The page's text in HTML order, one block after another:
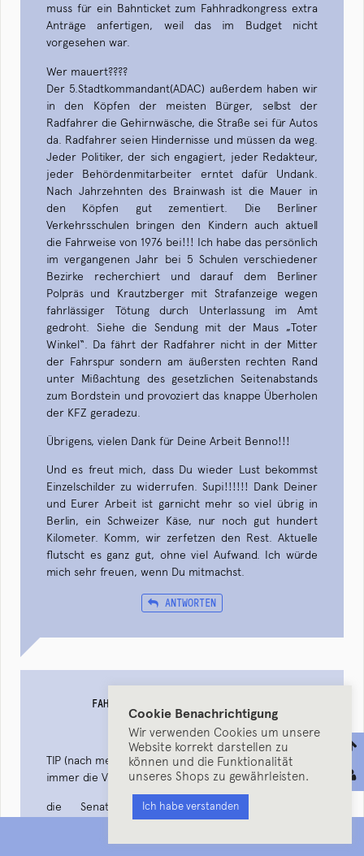
muss für ein Bahnticket zum Fahhradkongress extra
Anträge anfertigen, weil das im Budget nicht
vorgesehen war.
Wer mauert????
Der 5.Stadtkommandant(ADAC) außerdem haben wir
in den Köpfen der meisten Bürger, selbst der
Radfahrer die Gehirnwäsche, die Straße sei für Autos
da. Radfahrer seien Hindernisse und müssen da weg.
Jeder Politiker, der sich engagiert, jeder Redakteur,
jeder Behördenmitarbeiter erntet dafür Undank.
Nach Jahrzehnten des Brainwash ist die Mauer in
den Köpfen gut zementiert. Die Berliner
Verkehrsschulen bringen den Kindern auch aktuell
die Fahrweise von 1976 bei!!! Ich habe das persönlich
im vergangenen Jahr bei 5 Schulen verschiedener
Bezirke recherchiert und darauf dem Berliner
Polpräs und Krautzberger mit Strafanzeige wegen
fahrlässiger Tötung durch Unterlassung im Amt
gedroht. Siehe die Sendung mit der Maus „Toter
Winkel“. Da fährt der Radfahrer nicht in der Mitter
der Fahrspur sondern am äußersten rechten Rand
unter Mißachtung des gesetzlichen Seitenabstands
zum Bordstein und provoziert das knappe Überholen
der KFZ geradezu.
Übrigens, vielen Dank für Deine Arbeit Benno!!!
Und es freut mich, dass Du wieder Lust bekommst
Einzelschilder zu widerrufen. Supi!!!!!! Dank Deiner
und Eurer Arbeit ist garnicht mehr so viel übrig in
Berlin, ein Schweizer Käse, nur noch gut hundert
Kilometer. Komm, wir zerfetzen den Rest. Aktuelle
flutscht es ganz gut, ohne viel Aufwand. Ich würde
mich sehr freuen, wenn Du mitmachst.
ANTWORTEN
FAHRRADINFOBERLIN
AM 21. MAI 2011 — 21:44:
TIP (nach meiner persönlichen Erfahrung):
immer die VLB direkt benutzen,
die Senatsverwaltung STadtentw verschleppt
Schreiben, beantwortet nicht, lässt Schreiben
plötzlich auftauchen, lässt zahlreiche Schreiben
Cookie Benachrichtigung
Wir verwenden Cookies um unsere
Website korrekt darstellen zu
können und die Funktionalität
unseres Shops zu gewährleisten.
Ich habe verstanden